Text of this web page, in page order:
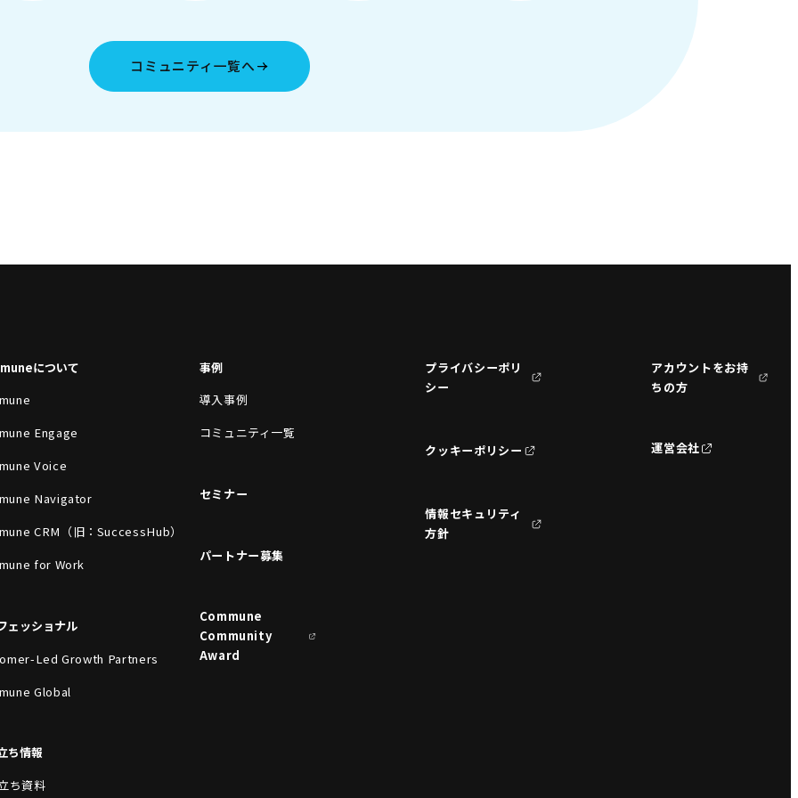
コミュニティ一覧へ
について
Engage
Voice
Navigator
CRM（旧：SuccessHub）
for Work
ェッショナル
Led Growth Partners
Global
ち情報
ち資料
事例
導入事例
コミュニティ一覧
セミナー
パートナー募集
Commune
Community
Award
プライバシーポリ
シー
クッキーポリシー
情報セキュリティ
方針
アカウントをお持
ちの方
運営会社